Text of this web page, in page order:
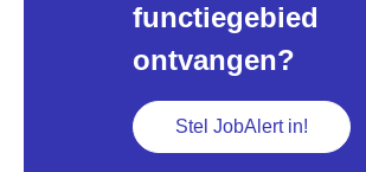
functiegebied
ontvangen?
Stel JobAlert in!